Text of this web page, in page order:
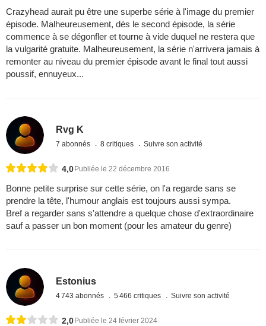
Crazyhead aurait pu être une superbe série à l'image du premier
épisode. Malheureusement, dès le second épisode, la série
commence à se dégonfler et tourne à vide duquel ne restera que
la vulgarité gratuite. Malheureusement, la série n'arrivera jamais à
remonter au niveau du premier épisode avant le final tout aussi
poussif, ennuyeux...
Rvg K
7 abonnés 8 critiques Suivre son activité
4,0Publiée le 22 décembre 2016
Bonne petite surprise sur cette série, on l'a regarde sans se
prendre la tête, l'humour anglais est toujours aussi sympa.
Bref a regarder sans s'attendre a quelque chose d'extraordinaire
sauf a passer un bon moment (pour les amateur du genre)
Estonius
4 743 abonnés 5 466 critiques Suivre son activité
2,0 Publiée le 24 février 2024